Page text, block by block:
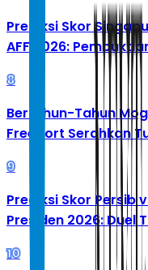
Prediksi Skor
AFF 2026:
8
Bertahun-Tahun
Freeport Serahkan
9
Prediksi Skor Persib
Presiden 2026: Duel
10